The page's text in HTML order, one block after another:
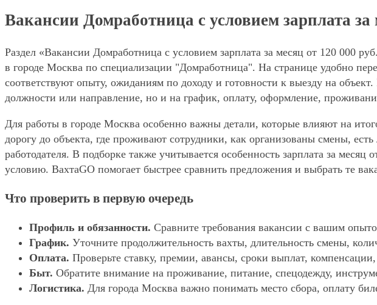
Вакансии Домработница с условием зарплата
Раздел «Вакансии Домработница с условием зарплата за месяц от 120 000
в городе Москва по специализации "Домработница". На странице удобно
соответствуют опыту, ожиданиям по доходу и готовности к выезду на
должности или направление, но и на график, оплату, оформление,
Для работы в городе Москва особенно важны детали, которые влияют на
дорогу до объекта, где проживают сотрудники, как организованы смены,
работодателя. В подборке также учитывается особенность зарплата за
условию. ВахтаGO помогает быстрее сравнить предложения и выбрать те
Что проверить в первую очередь
Профиль и обязанности. Сравните требования вакансии с вашим
График. Уточните продолжительность вахты, длительность смены,
Оплата. Проверьте ставку, премии, авансы, сроки выплат,
Быт. Обратите внимание на проживание, питание, спецодежду,
Логистика. Для города Москва важно понимать место сбора, оплату